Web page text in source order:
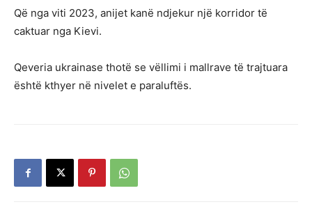
Që nga viti 2023, anijet kanë ndjekur një korridor të
caktuar nga Kievi.
Qeveria ukrainase thotë se vëllimi i mallrave të trajtuara
është kthyer në nivelet e paraluftës.